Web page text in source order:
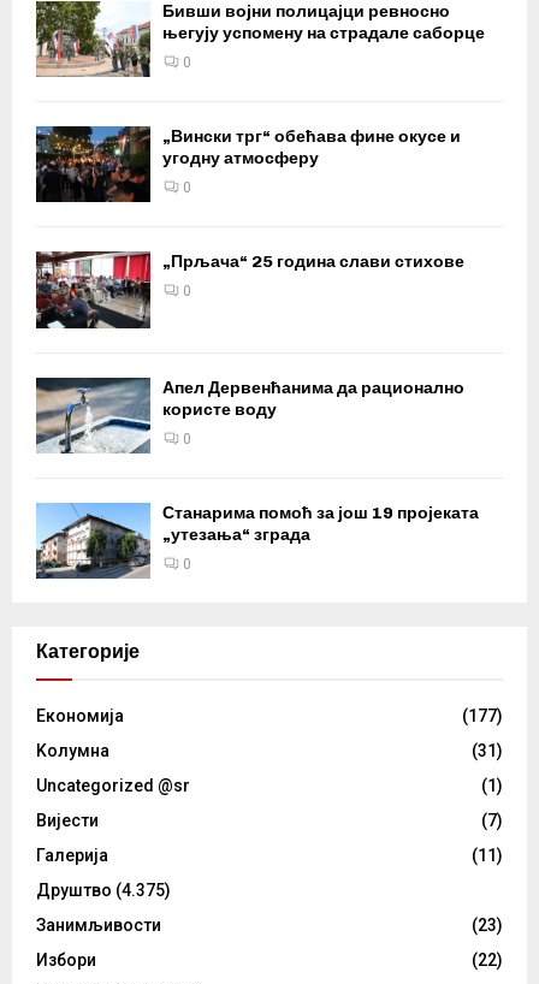
Бивши војни полицајци ревносно
његују успомену на страдале саборце
0
„Вински трг“ обећава фине окусе и
угодну атмосферу
0
„Прљача“ 25 година слави стихове
0
Апел Дервенћанима да рационално
користе воду
0
Станарима помоћ за још 19 пројеката
„утезања“ зграда
0
Категорије
Eкономија
(177)
Kолумнa
(31)
Uncategorized @sr
(1)
Вијести
(7)
Галерија
(11)
Друштво (4.375)
Занимљивости
(23)
Избори
(22)